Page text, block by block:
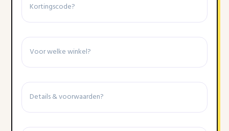
Winkel
Details
voorwaarden
Einddatum